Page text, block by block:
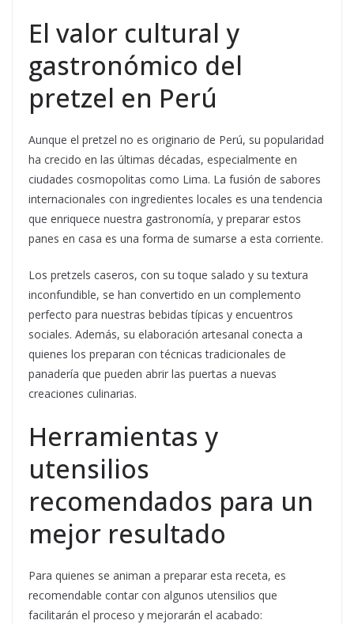
El valor cultural y
gastronómico del
pretzel en Perú
Aunque el pretzel no es originario de Perú, su popularidad
ha crecido en las últimas décadas, especialmente en
ciudades cosmopolitas como Lima. La fusión de sabores
internacionales con ingredientes locales es una tendencia
que enriquece nuestra gastronomía, y preparar estos
panes en casa es una forma de sumarse a esta corriente.
Los pretzels caseros, con su toque salado y su textura
inconfundible, se han convertido en un complemento
perfecto para nuestras bebidas típicas y encuentros
sociales. Además, su elaboración artesanal conecta a
quienes los preparan con técnicas tradicionales de
panadería que pueden abrir las puertas a nuevas
creaciones culinarias.
Herramientas y
utensilios
recomendados para un
mejor resultado
Para quienes se animan a preparar esta receta, es
recomendable contar con algunos utensilios que
facilitarán el proceso y mejorarán el acabado: